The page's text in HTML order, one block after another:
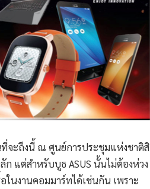
จะถึงนี้ ณ ศูนย์การประชุมแห่งชาติสิ
แต่สำหรับบูธ ASUS นั้นไม่ต้องห่วง
ในงานคอมมาร์ทได้เช่นกัน เพราะ